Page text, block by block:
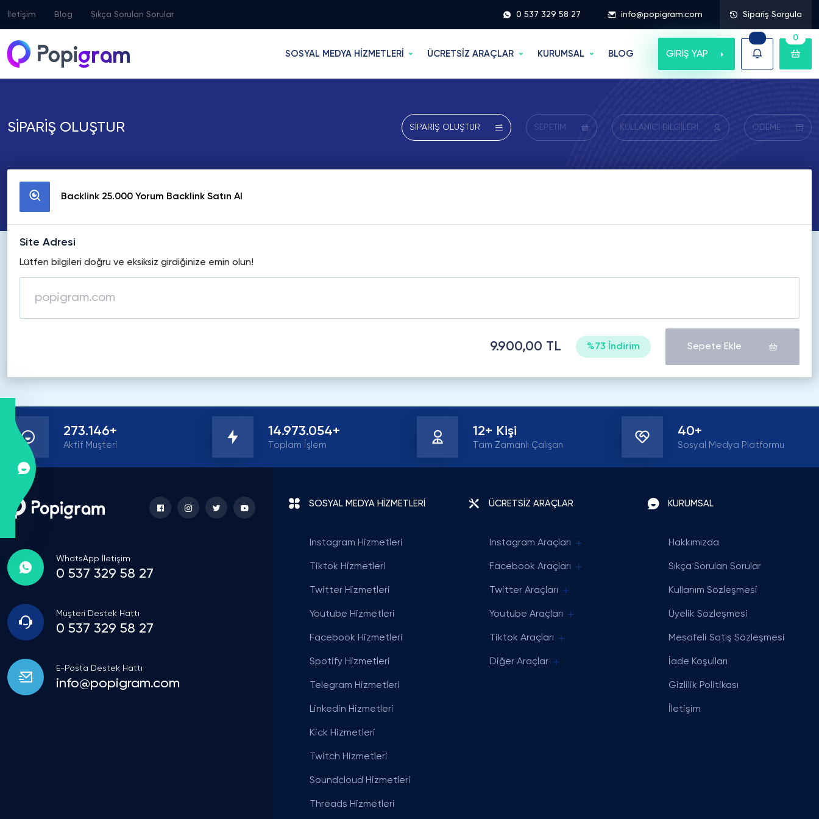
İletişim Blog Sıkça Sorulan Sorular 0 537 329 58 27 info@popigram.com Sipariş Sorgula
SOSYAL MEDYA HİZMETLERİ ÜCRETSİZ ARAÇLAR KURUMSAL BLOG GİRİŞ YAP
0
SİPARİŞ OLUŞTUR SİPARİŞ OLUŞTUR SEPETİM KULLANICI BİLGİLERİ ÖDEME
Backlink 25.000 Yorum Backlink Satın Al
Site Adresi
Lütfen bilgileri doğru ve eksiksiz girdiğinize emin olun!
9.900,00 TL %73 İndirim Sepete Ekle
273.146+
Aktif Müşteri
14.973.054+
Toplam İşlem
12+ Kişi
Tam Zamanlı Çalışan
40+
Sosyal Medya Platformu
WhatsApp İletişim
0 537 329 58 27
Müşteri Destek Hattı
0 537 329 58 27
E-Posta Destek Hattı
info@popigram.com
SOSYAL MEDYA HİZMETLERİ
Instagram Hizmetleri
Tiktok Hizmetleri
Twitter Hizmetleri
Youtube Hizmetleri
Facebook Hizmetleri
Spotify Hizmetleri
Telegram Hizmetleri
Linkedin Hizmetleri
Kick Hizmetleri
Twitch Hizmetleri
Soundcloud Hizmetleri
Threads Hizmetleri
ÜCRETSİZ ARAÇLAR
Instagram Araçları
Facebook Araçları
Twitter Araçları
Youtube Araçları
Tiktok Araçları
Diğer Araçlar
KURUMSAL
Hakkımızda
Sıkça Sorulan Sorular
Kullanım Sözleşmesi
Üyelik Sözleşmesi
Mesafeli Satış Sözleşmesi
İade Koşulları
Gizlilik Politikası
İletişim